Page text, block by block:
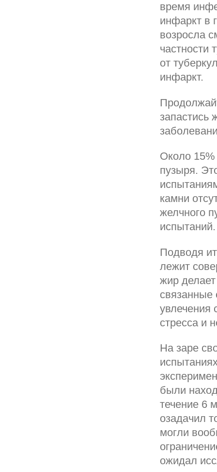
время
инфаркт в
возросла
частности
от
инфаркт.
запастись
Около
пузыря.
камни
желчного
испытаний.
Подводя
лежит
жир
связанные
увлечения
стресса и
На заре
были
течение 6
озадачил
могли
ожидал